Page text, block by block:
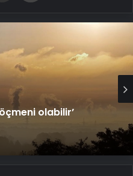
gururu